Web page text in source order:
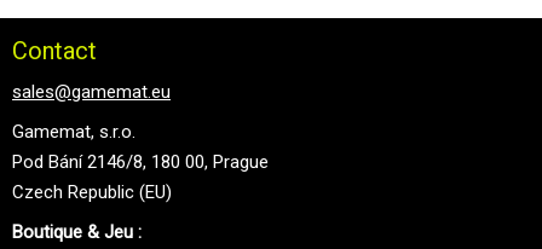
Contact
sales@gamemat.eu
Gamemat, s.r.o.
Pod Bání 2146/8, 180 00, Prague
Czech Republic (EU)
Boutique & Jeu :